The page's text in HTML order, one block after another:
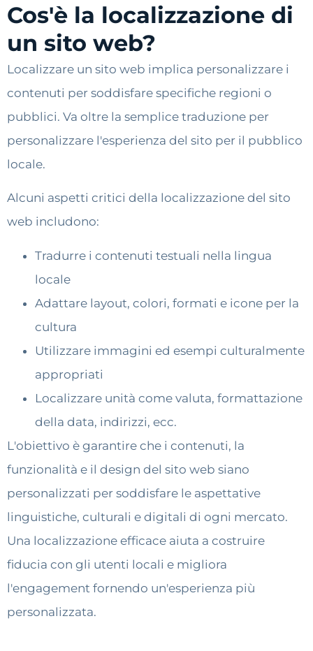
Cos'è la localizzazione di
un sito web?
Localizzare un sito web implica personalizzare i
contenuti per soddisfare specifiche regioni o
pubblici. Va oltre la semplice traduzione per
personalizzare l'esperienza del sito per il pubblico
locale.
Alcuni aspetti critici della localizzazione del sito
web includono:
Tradurre i contenuti testuali nella lingua
locale
Adattare layout, colori, formati e icone per la
cultura
Utilizzare immagini ed esempi culturalmente
appropriati
Localizzare unità come valuta, formattazione
della data, indirizzi, ecc.
L'obiettivo è garantire che i contenuti, la
funzionalità e il design del sito web siano
personalizzati per soddisfare le aspettative
linguistiche, culturali e digitali di ogni mercato.
Una localizzazione efficace aiuta a costruire
fiducia con gli utenti locali e migliora
l'engagement fornendo un'esperienza più
personalizzata.